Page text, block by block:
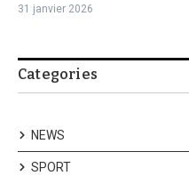
31 janvier 2026
Categories
NEWS
SPORT